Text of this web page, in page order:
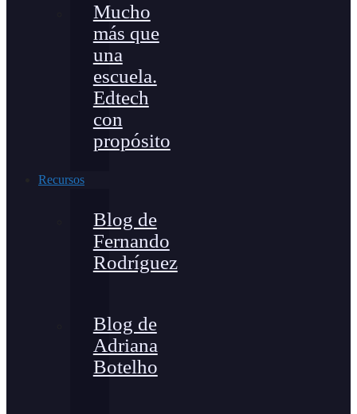
Mucho
más que
una
escuela.
Edtech
con
propósito
Recursos
Blog de
Fernando
Rodríguez
Blog de
Adriana
Botelho